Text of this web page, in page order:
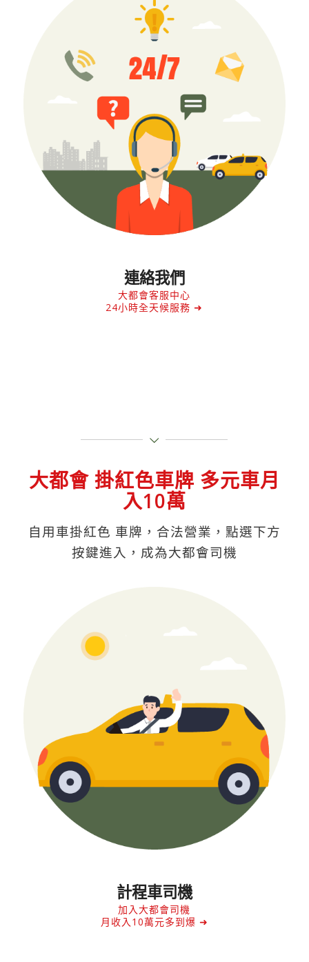
連絡我們
大都會客服中心
24小時全天候服務 ➜
大都會 掛紅色車牌 多元車月
入10萬
自用車掛紅色 車牌，合法營業，點選下方
按鍵進入，成為大都會司機
計程車司機
加入大都會司機
月收入10萬元多到爆 ➜